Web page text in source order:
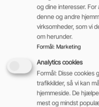
og dine interesser.
denne og andre
virksomheder, som vi
om herunder.
Formål: Marketing
Analytics cookies
Formål: Disse cookies
trafikkilder, så vi kan
hjemmeside. De
mest og mindst